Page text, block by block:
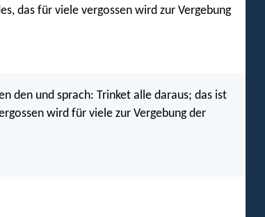
das für viele vergossen wird zur Vergebung
den und sprach: Trinket alle daraus; das ist
wird für viele zur Vergebung der